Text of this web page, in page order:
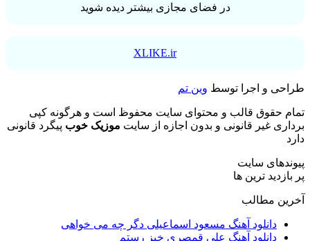
در فضای مجازی بیشتر دیده شوید
XLIKE.ir
طراحی و اجرا توسط وین تم
تمام حقوق قالب و محتوای سایت محفوظ است و هرگونه کپی
برداری غیر قانونی و بدون اجازه از سایت موزیک خوب پیگرد قانونی
دارد
پیوندهای سایت
پر بازدید ترین ها
آخرین مطالب
دانلود آهنگ مسعود اسماعیلی دگر چه می خواهی
دانلود آهنگ علی قمصری خیز رستم